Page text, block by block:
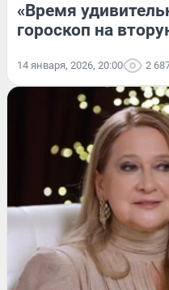
«Время
гороскоп на
14 января, 2026, 20:00 2